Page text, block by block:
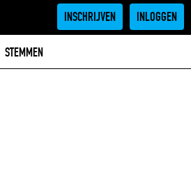
INSCHRIJVEN INLOGGEN
STEMMEN